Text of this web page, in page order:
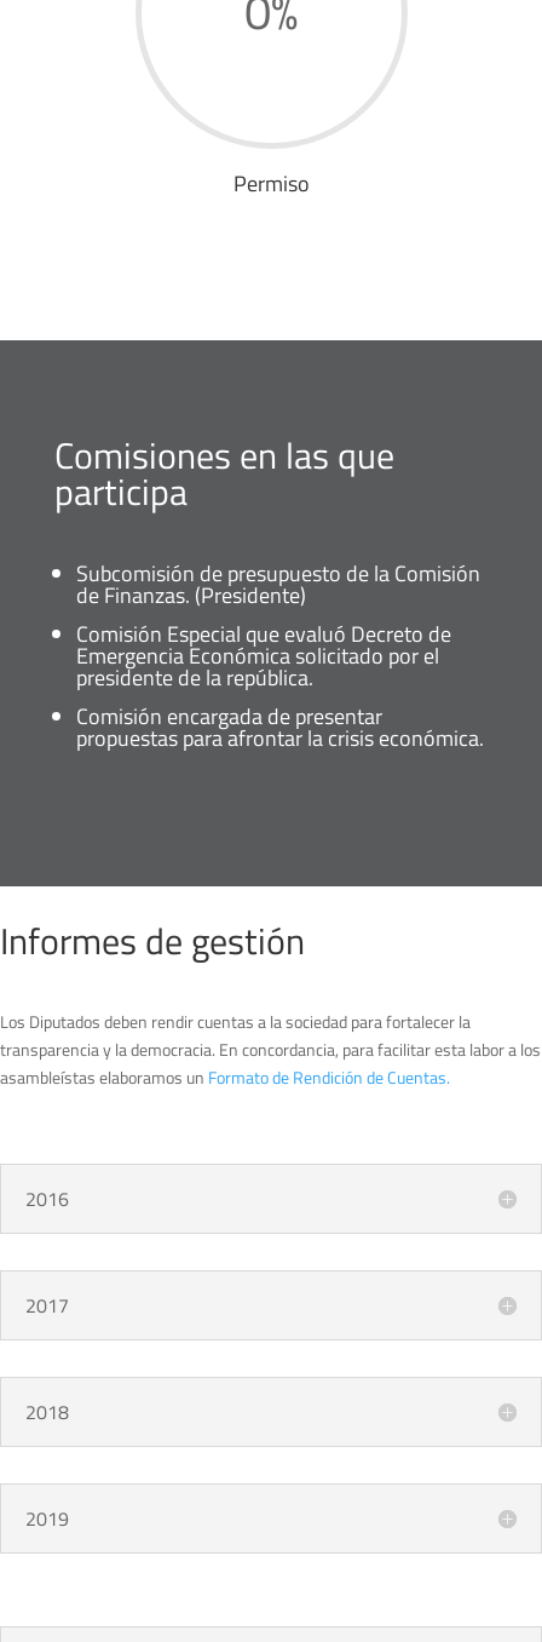
Permiso
Comisiones en las que
participa
Subcomisión de presupuesto de la Comisión
de Finanzas. (Presidente)
Comisión Especial que evaluó Decreto de
Emergencia Económica solicitado por el
presidente de la república.
Comisión encargada de presentar
propuestas para afrontar la crisis económica.
Informes de gestión
Los Diputados deben rendir cuentas a la sociedad para fortalecer la
transparencia y la democracia. En concordancia, para facilitar esta labor a los
asambleístas elaboramos un Formato de Rendición de Cuentas.
2016
2017
2018
2019